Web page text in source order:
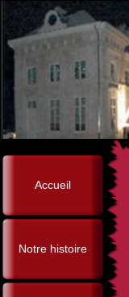
Accueil
Notre histoire